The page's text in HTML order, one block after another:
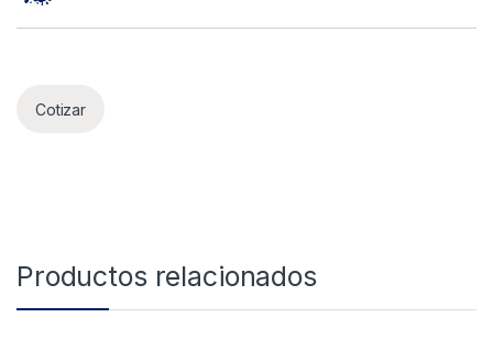
Cotizar
Productos relacionados